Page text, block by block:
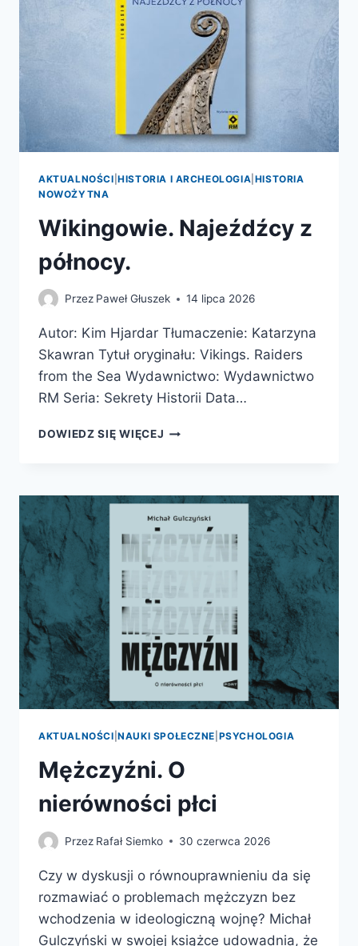
DALEJ)
AKTUALNOŚCI |HISTORIA I ARCHEOLOGIA HISTORIA
NOWOŻYTNA
Wikingowie. Najeźdźcy z
północy.
Przez Paweł Głuszek 14 lipca 2026
Autor: Kim Hjardar Tłumaczenie: Katarzyna
Skawran Tytuł oryginału: Vikings. Raiders
from the Sea Wydawnictwo: Wydawnictwo
RM Seria: Sekrety Historii Data…
DOWIEDZ SIĘ WIĘCEJ WIKINGOWIE.
AKTUALNOŚCI |NAUKI SPOŁECZNE PSYCHOLOGIA
Mężczyźni. O
nierówności płci
Przez Rafał Siemko 30 czerwca 2026
Czy w dyskusji o równouprawnieniu da się
rozmawiać o problemach mężczyzn bez
wchodzenia w ideologiczną wojnę? Michał
Gulczyński w swojej książce udowadnia, że